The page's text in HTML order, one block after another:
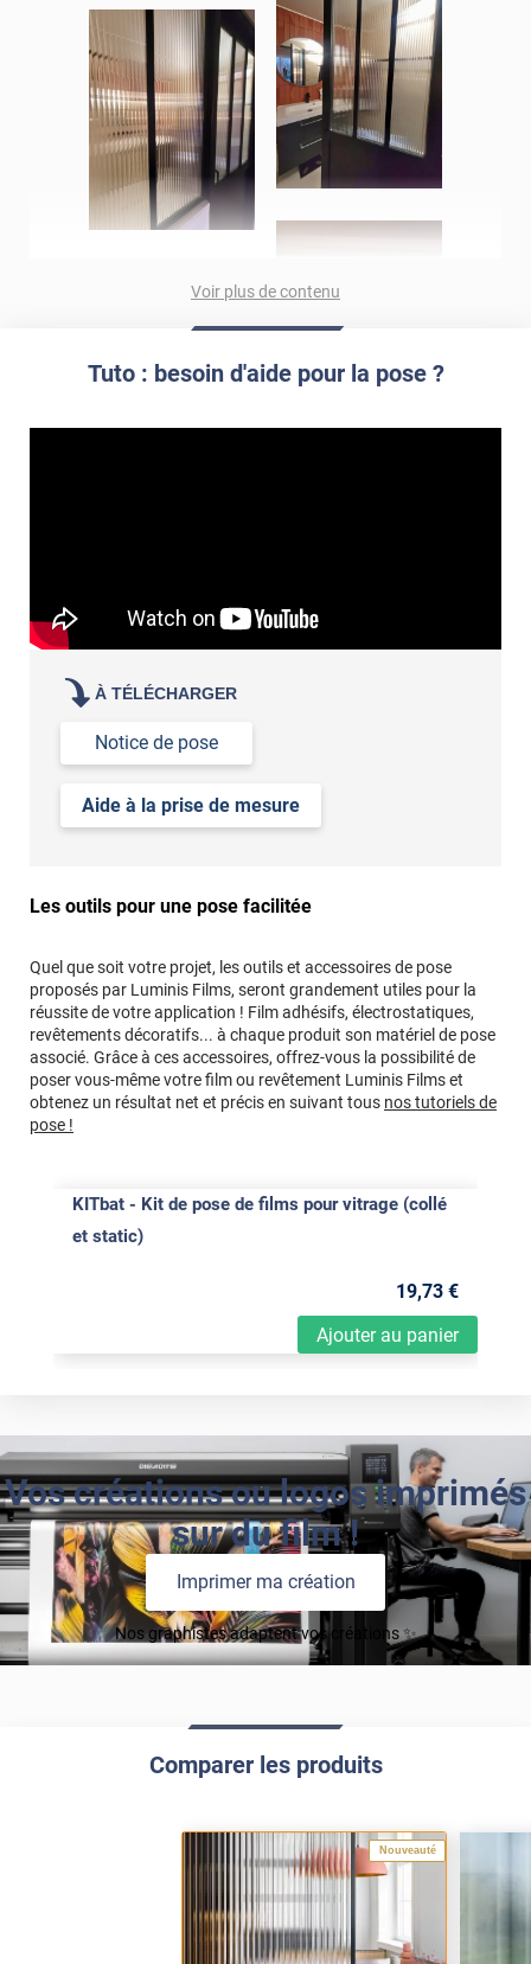
Voir plus de contenu
Tuto : besoin d'aide pour la pose ?
À TÉLÉCHARGER
Notice de pose
Aide à la prise de mesure
Les outils pour une pose facilitée
Quel que soit votre projet, les outils et accessoires de pose
proposés par Luminis Films, seront grandement utiles pour la
réussite de votre application ! Film adhésifs, électrostatiques,
revêtements décoratifs... à chaque produit son matériel de pose
associé. Grâce à ces accessoires, offrez-vous la possibilité de
poser vous-même votre film ou revêtement Luminis Films et
obtenez un résultat net et précis en suivant tous nos tutoriels de
pose !
KITbat - Kit de pose de films pour vitrage (collé
et static)
Ajouter au panier
19,73 €
Vos créations ou logos imprimés
sur du film !
Imprimer ma création
Nos graphistes adaptent vos créations ✨
Comparer les produits
Nouveauté